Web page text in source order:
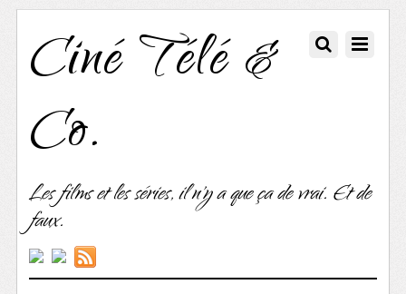
Ciné Télé &
Co.
Les films et les séries, il n'y a que ça de vrai. Et de
faux.